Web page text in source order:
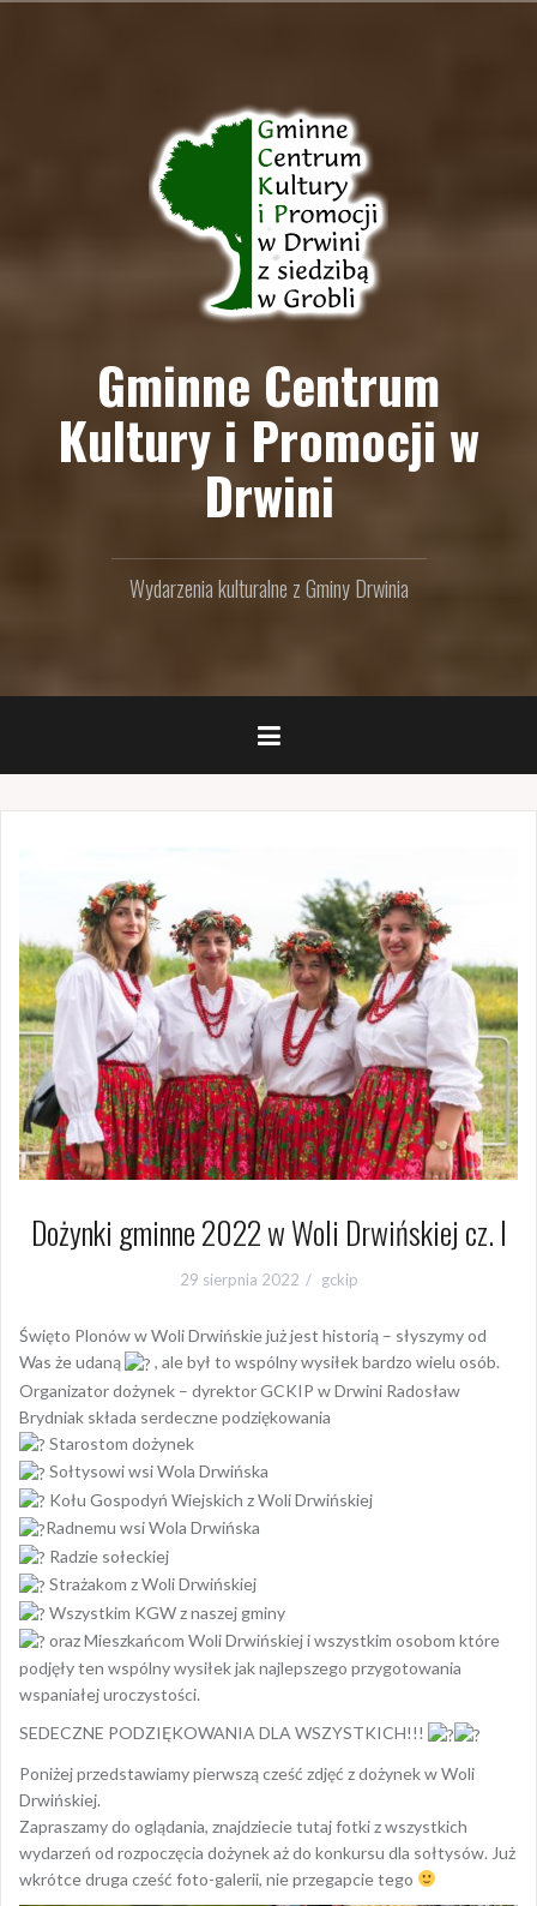
Gminne Centrum
Kultury i Promocji w
Drwini
Wydarzenia kulturalne z Gminy Drwinia
Dożynki gminne 2022 w Woli Drwińskiej cz. I
29 sierpnia 2022 gckip
Święto Plonów w Woli Drwińskie już jest historią – słyszymy od
Was że udaną
, ale był to wspólny wysiłek bardzo wielu osób.
Organizator dożynek – dyrektor GCKIP w Drwini Radosław
Brydniak składa serdeczne podziękowania
Starostom dożynek
Sołtysowi wsi Wola Drwińska
Kołu Gospodyń Wiejskich z Woli Drwińskiej
Radnemu wsi Wola Drwińska
Radzie sołeckiej
Strażakom z Woli Drwińskiej
Wszystkim KGW z naszej gminy
oraz Mieszkańcom Woli Drwińskiej i wszystkim osobom które
podjęły ten wspólny wysiłek jak najlepszego przygotowania
wspaniałej uroczystości.
SEDECZNE PODZIĘKOWANIA DLA WSZYSTKICH!!!
Poniżej przedstawiamy pierwszą cześć zdjęć z dożynek w Woli
Drwińskiej.
Zapraszamy do oglądania, znajdziecie tutaj fotki z wszystkich
wydarzeń od rozpoczęcia dożynek aż do konkursu dla sołtysów. Już
wkrótce druga cześć foto-galerii, nie przegapcie tego